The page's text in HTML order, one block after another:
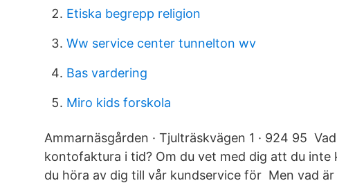
Etiska begrepp religion
Ww service center tunnelton wv
Bas vardering
Miro kids forskola
Ammarnäsgården · Tjulträskvägen 1 · 924 95
kontofaktura i tid? Om du vet med dig att du
du höra av dig till vår kundservice för Men vad